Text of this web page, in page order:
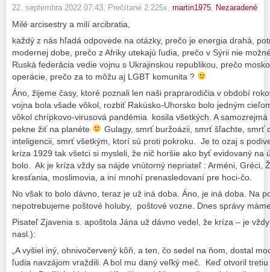
22. septembra 2022 07:43 , Prečítané 2 225x, martin1975 Nezaradené
Milé arcisestry a milí arcibratia,
každý z nás hľadá odpovede na otázky, prečo je energia drahá,
modernej dobe, prečo z Afriky utekajú ľudia, prečo v Sýrii nie
Ruská federácia vedie vojnu s Ukrajinskou republikou, prečo
operácie, prečo za to môžu aj LGBT komunita ?
Áno, žijeme časy, ktoré poznali len naši praprarodičia v období
vojna bola všade vôkol, rozbiť Rakúsko-Uhorsko bolo jedným
vôkol chrípkovo-virusová pandémia kosila všetkých. A
pekne žiť na planéte
Gulagy, smrť buržoázii, smrť šľachte, smrť
inteligencii, smrť všetkým, ktorí sú proti pokroku. Je to ozaj s
kríza 1929 tak všetci si mysleli, že nič horšie ako byť evidovaný na
bolo. Ak je kríza vždy sa nájde vnútorný nepriateľ : Arméni, Gréci,
kresťania, moslimovia, a iní mnohí prenasledovaní pre hoci-čo.
No však to bolo dávno, teraz je už iná doba. Áno, je iná doba. Na
nepotrebujeme poštové holuby, poštové vozne. Dnes správy
Pisateľ Zjavenia s. apoštola Jána už dávno vedel, že kríza – je
nasl.):
„A vyšiel iný, ohnivočervený kôň, a ten, čo sedel na ňom, dostal
ľudia navzájom vraždili. A bol mu daný veľký meč.
Keď otvoril